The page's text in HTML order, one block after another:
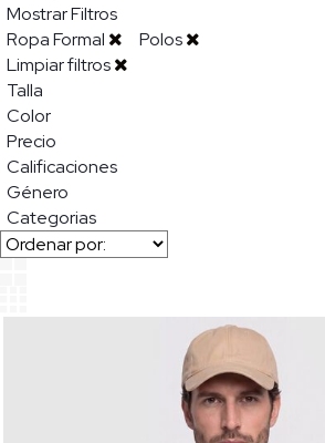
Mostrar Filtros
Ropa Formal
Polos
Limpiar filtros
Talla
Color
Precio
Calificaciones
Género
Categorias